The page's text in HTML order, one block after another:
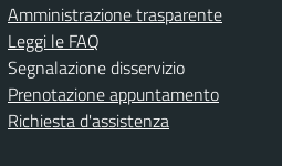
Amministrazione trasparente
Leggi le FAQ
Segnalazione disservizio
Prenotazione appuntamento
Richiesta d'assistenza